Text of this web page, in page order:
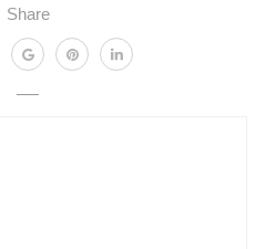
Share